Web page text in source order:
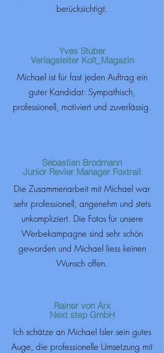
berücksichtigt.
Yves Stuber
Verlagsleiter Kolt_Magazin
Michael ist für fast jeden Auftrag ein
guter Kandidat: Sympathisch,
professionell, motiviert und zuverlässig.
Sebastian Brodmann
Junior Revier Manager Foxtrail
Die Zusammenarbeit mit Michael war
sehr professionell, angenehm und stets
unkompliziert. Die Fotos für unsere
Werbekampagne sind sehr schön
geworden und Michael liess keinen
Wunsch offen.
Rainer von Arx
Next step GmbH
Ich schätze an Michael Isler sein gutes
Auge, die professionelle Umsetzung mit